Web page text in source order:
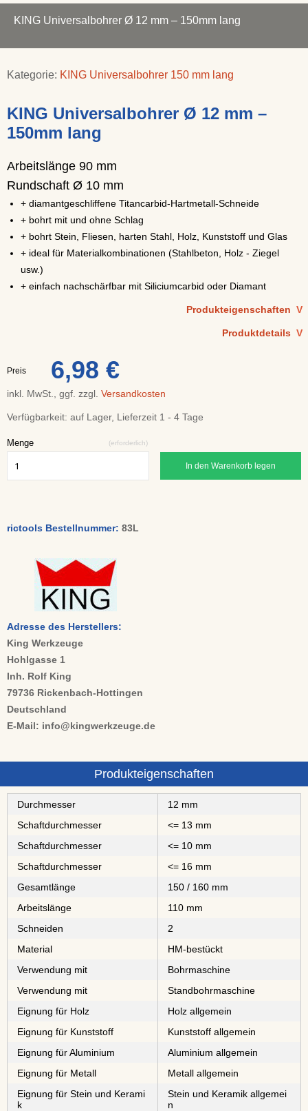
KING Universalbohrer Ø 12 mm – 150mm lang
Kategorie: KING Universalbohrer 150 mm lang
KING Universalbohrer Ø 12 mm –
150mm lang
Arbeitslänge 90 mm
Rundschaft Ø 10 mm
+ diamantgeschliffene Titancarbid-Hartmetall-Schneide
+ bohrt mit und ohne Schlag
+ bohrt Stein, Fliesen, harten Stahl, Holz, Kunststoff und Glas
+ ideal für Materialkombinationen (Stahlbeton, Holz - Ziegel
usw.)
+ einfach nachschärfbar mit Siliciumcarbid oder Diamant
Produkteigenschaften V
Produktdetails V
Preis 6,98 €
inkl. MwSt., ggf. zzgl. Versandkosten
Verfügbarkeit: auf Lager, Lieferzeit 1 - 4 Tage
Menge (erforderlich)
In den Warenkorb legen
rictools Bestellnummer: 83L
Adresse des Herstellers:
King Werkzeuge
Hohlgasse 1
Inh. Rolf King
79736 Rickenbach-Hottingen
Deutschland
E-Mail: info@kingwerkzeuge.de
Produkteigenschaften
Durchmesser
12 mm
Schaftdurchmesser
<= 13 mm
Schaftdurchmesser
<= 10 mm
Schaftdurchmesser
<= 16 mm
Gesamtlänge
150 / 160 mm
Arbeitslänge
110 mm
Schneiden
2
Material
⁠⁠⁠⁠⁠⁠⁠⁠HM-bestückt
Verwendung mit
Bohrmaschine
Verwendung mit
Standbohrmaschine
Eignung für Holz
Holz allgemein
Eignung für Kunststoff
Kunststoff allgemein
Eignung für Aluminium
Aluminium allgemein
Eignung für Metall
Metall allgemein
Eignung für Stein und Kerami
k
Stein und Keramik allgemei
n